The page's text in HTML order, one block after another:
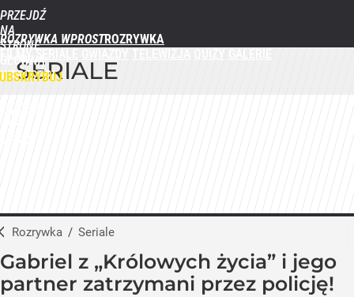
PRZEJDŹ
NA
STRONĘ
GŁÓWNĄ
WPROST.PL
ROZRYWKA WPROST
SERIALE
Rozrywka / Seriale
Gabriel z „Królowych życia” i jego
partner zatrzymani przez policję!